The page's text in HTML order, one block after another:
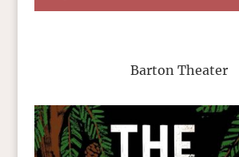
Barton Theater